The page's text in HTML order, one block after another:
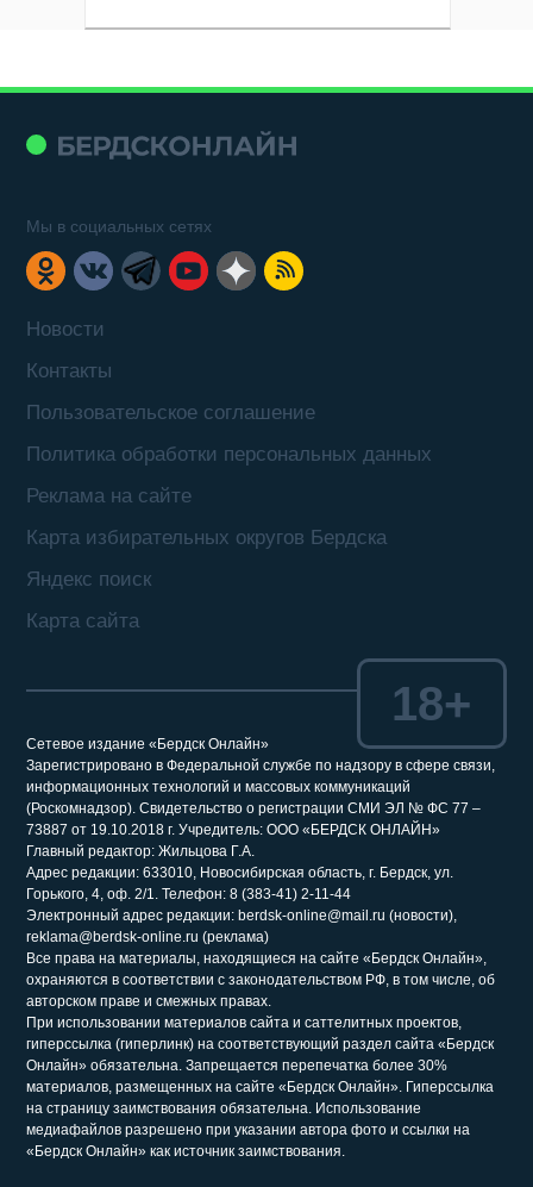
Новости
Контакты
Пользовательское соглашение
Политика обработки персональных данных
Реклама на сайте
Карта избирательных округов Бердска
Яндекс поиск
Карта сайта
Мы в социальных сетях
Сетевое издание «Бердск Онлайн»
Зарегистрировано в Федеральной службе по надзору в сфере связи,
информационных технологий и массовых коммуникаций
(Роскомнадзор). Свидетельство о регистрации СМИ ЭЛ № ФС 77 –
73887 от 19.10.2018 г. Учредитель: ООО «БЕРДСК ОНЛАЙН»
Главный редактор: Жильцова Г.А.
Адрес редакции: 633010, Новосибирская область, г. Бердск, ул.
Горького, 4, оф. 2/1. Телефон: 8 (383-41) 2-11-44
Электронный адрес редакции: berdsk-online@mail.ru (новости),
reklama@berdsk-online.ru (реклама)
Все права на материалы, находящиеся на сайте «Бердск Онлайн»,
охраняются в соответствии с законодательством РФ, в том числе, об
авторском праве и смежных правах.
При использовании материалов сайта и саттелитных проектов,
гиперссылка (гиперлинк) на соответствующий раздел сайта «Бердск
Онлайн» обязательна. Запрещается перепечатка более 30%
материалов, размещенных на сайте «Бердск Онлайн». Гиперссылка
на страницу заимствования обязательна. Использование
медиафайлов разрешено при указании автора фото и ссылки на
«Бердск Онлайн» как источник заимствования.
18+